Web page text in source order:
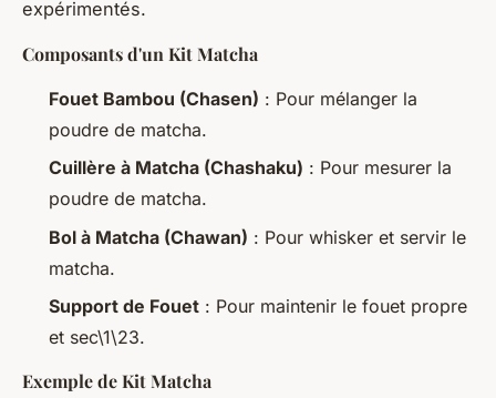
expérimentés.
Composants d'un Kit Matcha
Fouet Bambou (Chasen) : Pour mélanger la
poudre de matcha.
Cuillère à Matcha (Chashaku) : Pour mesurer la
poudre de matcha.
Bol à Matcha (Chawan) : Pour whisker et servir le
matcha.
Support de Fouet : Pour maintenir le fouet propre
et sec\1\23.
Exemple de Kit Matcha